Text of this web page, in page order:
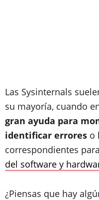
Las Sysinternals
su mayoría, cuando
gran ayuda para
identificar errores o
correspondientes para
del software y
¿Piensas que hay